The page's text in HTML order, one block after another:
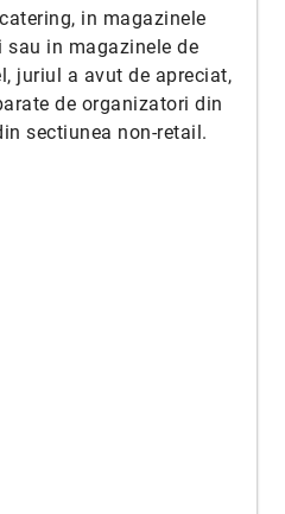
in magazinele
in magazinele de
juriul a avut de apreciat,
de organizatori din
sectiunea non-retail.